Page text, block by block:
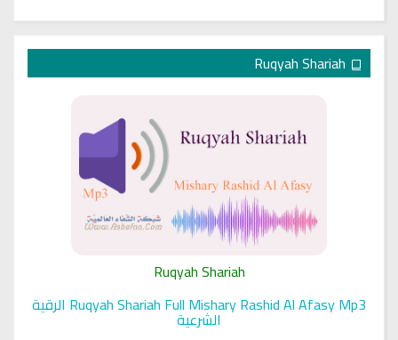
Ruqyah Shariah
Sihir Jin Yahudi pada Seorang Wanita